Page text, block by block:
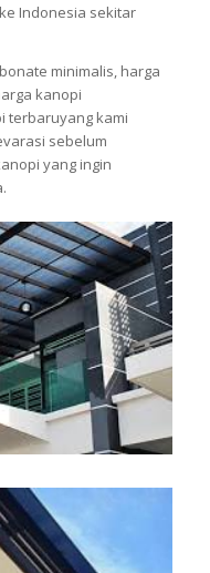
Indonesia sekitar
minimalis, harga
kanopi
terbaruyang kami
sebelum
yang ingin